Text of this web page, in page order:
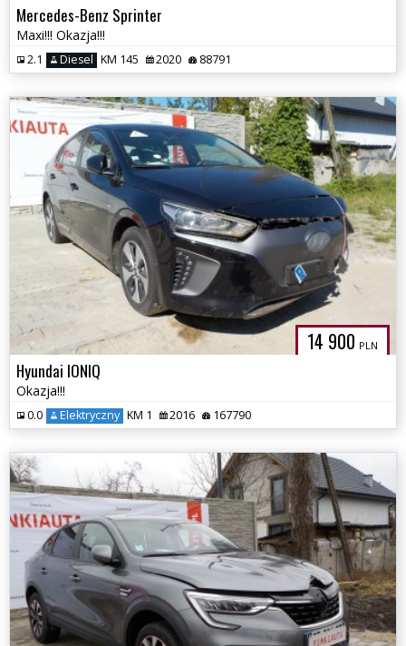
Mercedes-Benz Sprinter
Maxi!!! Okazja!!!
2.1 Diesel KM 145 2020 88791
14 900 PLN
Hyundai IONIQ
Okazja!!!
0.0 Elektryczny KM 1 2016 167790